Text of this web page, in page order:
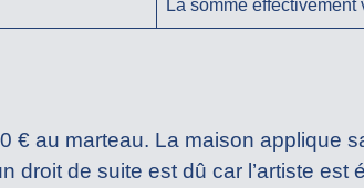
La somme
€ au marteau. La maison applique
droit de suite est dû car l’artiste est